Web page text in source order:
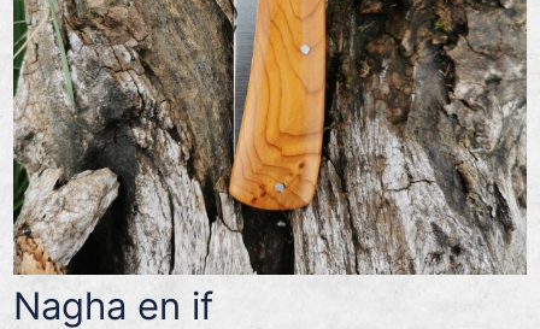
Nagha en if